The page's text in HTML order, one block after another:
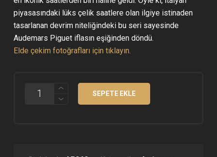
piyasasındaki lüks çelik saatlere olan ilgiye istinaden
tasarlanan devrim niteliğindeki bu seri sayesinde
Audemars Piguet iflasın eşiğinden döndü.
Elde çekim fotoğrafları için tıklayın.
AUDEMARS
PIGUET
SEPETE EKLE